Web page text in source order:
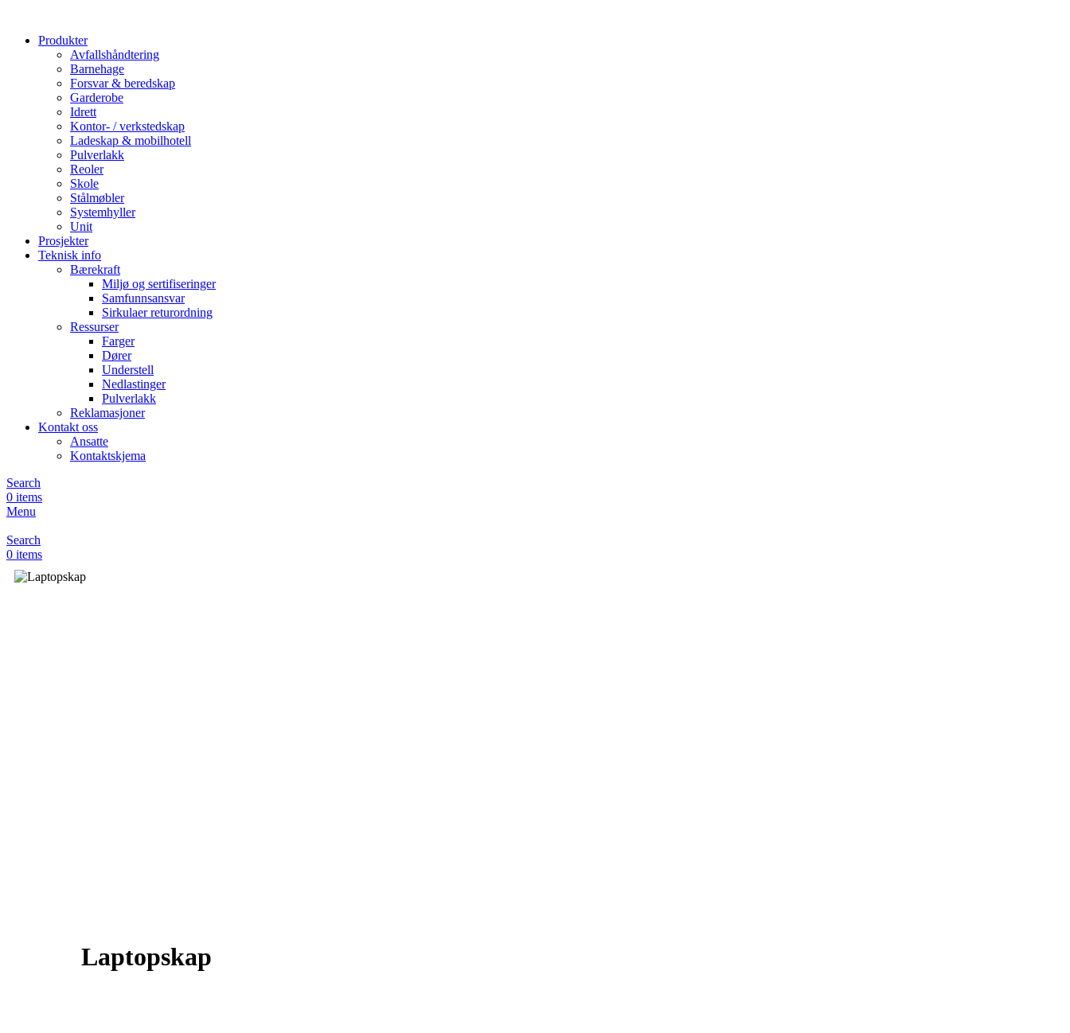
Produkter
Avfallshåndtering
Barnehage
Forsvar & beredskap
Garderobe
Idrett
Kontor- / verkstedskap
Ladeskap & mobilhotell
Pulverlakk
Reoler
Skole
Stålmøbler
Systemhyller
Unit
Prosjekter
Teknisk info
Bærekraft
Miljø og sertifiseringer
Samfunnsansvar
Sirkulaer returordning
Ressurser
Farger
Dører
Understell
Nedlastinger
Pulverlakk
Reklamasjoner
Kontakt oss
Ansatte
Kontaktskjema
Search
0 items
Menu
Search
0 items
Laptopskap